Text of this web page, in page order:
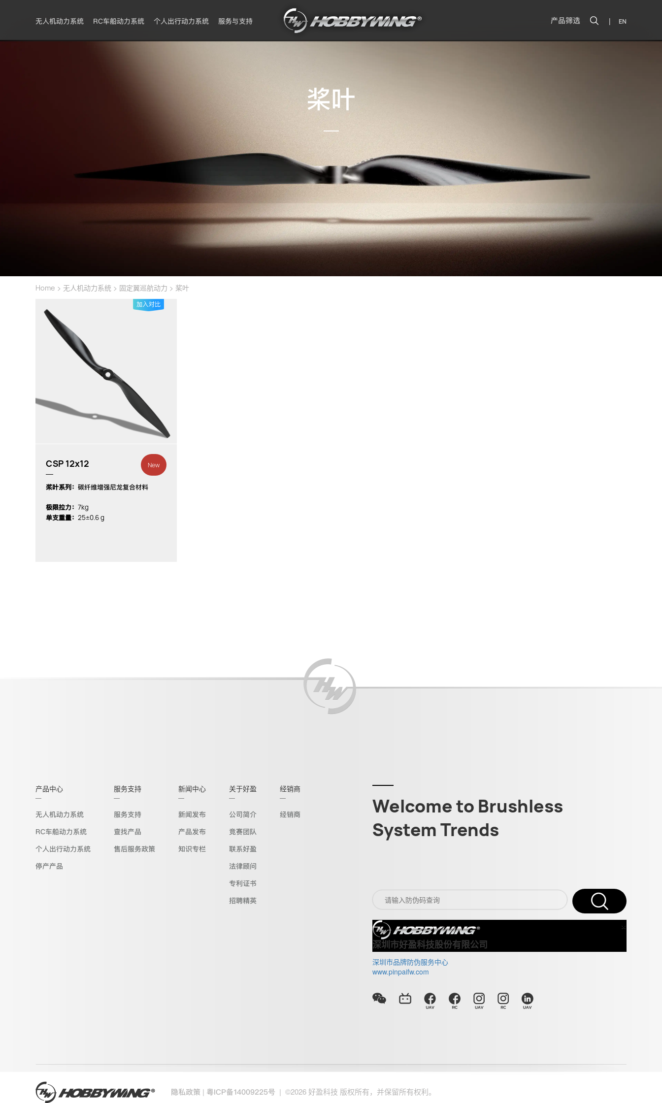
无人机动力系统 RC车船动力系统 个人出行动力系统 服务与支持 产品筛选 | EN
桨叶
Home > 无人机动力系统 > 固定翼巡航动力 > 桨叶
CSP 12x12 New
桨叶系列： 碳纤维增强尼龙复合材料
极限拉力： 7kg
单支重量： 25±0.6 g
产品中心
无人机动力系统
RC车船动力系统
个人出行动力系统
停产产品
服务支持
服务支持
查找产品
售后服务政策
新闻中心
新闻发布
产品发布
知识专栏
关于好盈
公司简介
竞赛团队
联系好盈
法律顾问
专利证书
招聘精英
经销商
经销商
Welcome to Brushless
System Trends
×
深圳市好盈科技股份有限公司
深圳市品牌防伪服务中心
www.pinpaifw.com
隐私政策 | 粤ICP备14009225号 | ©2026 好盈科技 版权所有，并保留所有权利。